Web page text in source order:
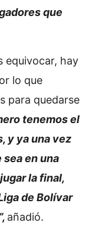
que
equivocar, hay
lo que
para quedarse
tenemos el
y ya una vez
en una
la final,
de Bolívar
añadió.